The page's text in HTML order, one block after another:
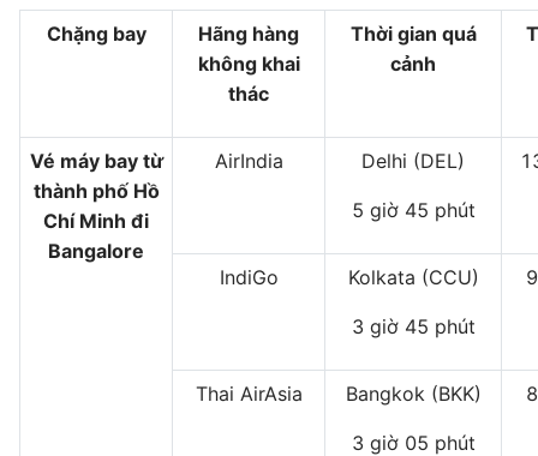
Chặng bay
Hãng hàng
không khai
thác
Thời gian quá
cảnh
Vé máy bay từ
thành phố Hồ
Chí Minh đi
Bangalore
AirIndia Delhi (DEL)
5 giờ 45 phút
IndiGo Kolkata (CCU)
3 giờ 45 phút
Thai AirAsia Bangkok (BKK)
3 giờ 05 phút